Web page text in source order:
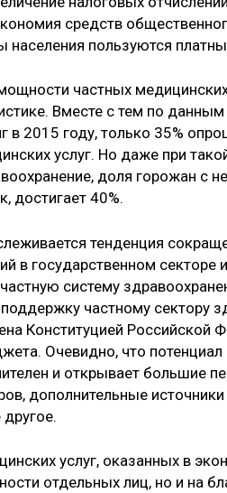
средств
пользуются
частных
Вместе с тем по
в 2015 году, только 35%
услуг. Но даже при
доля горожан с
достигает 40%.
тенденция
в государственном секторе
систему
частному сектору
Конституцией Российской
Очевидно, что потенциал
и открывает большие
дополнительные
услуг, оказанных в
отдельных лиц, но и на